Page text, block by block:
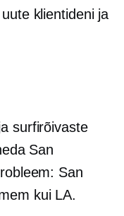
klientideni ja
surfirõivaste
San
San
kui LA.